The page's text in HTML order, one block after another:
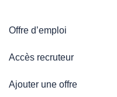
Offre d’emploi
Accès recruteur
Ajouter une offre